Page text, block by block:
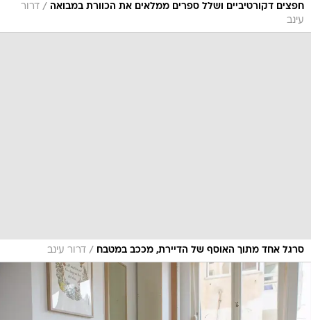
חפצים דקורטיביים ושלל ספרים ממלאים את הכוורת במבואה / דרור
עינב
סרגל אחד מתוך האוסף של הדיירת, מככב במטבח / דרור עינב